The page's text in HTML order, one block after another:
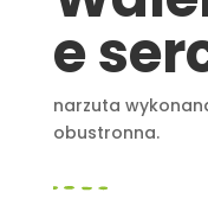
e
narzuta
obustronna.